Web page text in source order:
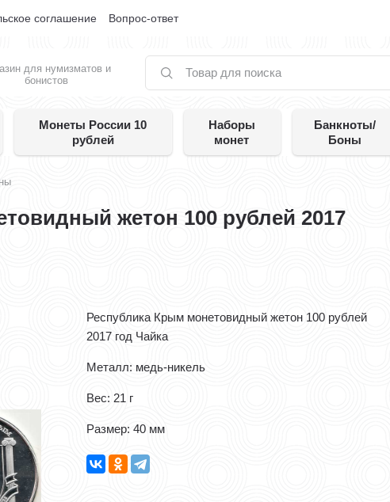
соглашение Вопрос-ответ
для нумизматов и
бонистов
Монеты России 10
рублей
Наборы
монет
Банкноты/
Боны
жетон 100 рублей 2017
Республика Крым монетовидный жетон 100 рублей
2017 год Чайка
Металл: медь-никель
Вес: 21 г
Размер: 40 мм